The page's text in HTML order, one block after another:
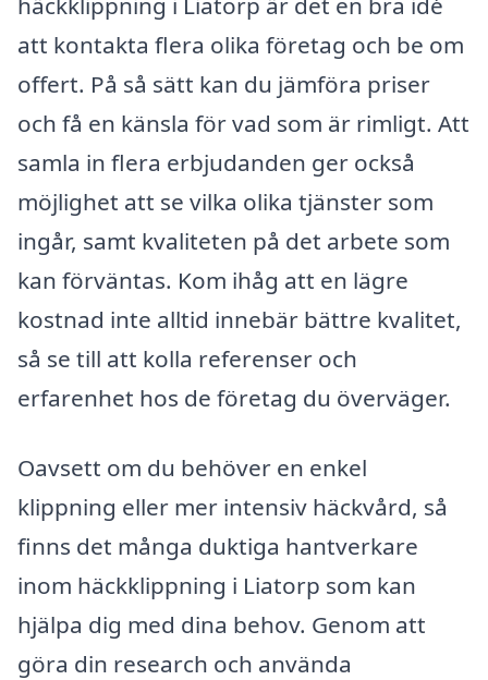
att kontakta flera olika företag och be om
offert. På så sätt kan du jämföra priser
och få en känsla för vad som är rimligt. Att
samla in flera erbjudanden ger också
möjlighet att se vilka olika tjänster som
ingår, samt kvaliteten på det arbete som
kan förväntas. Kom ihåg att en lägre
kostnad inte alltid innebär bättre kvalitet,
så se till att kolla referenser och
erfarenhet hos de företag du överväger.
Oavsett om du behöver en enkel
klippning eller mer intensiv häckvård, så
finns det många duktiga hantverkare
inom häckklippning i Liatorp som kan
hjälpa dig med dina behov. Genom att
göra din research och använda